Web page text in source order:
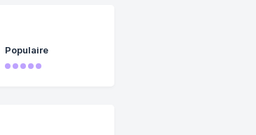
Populaire